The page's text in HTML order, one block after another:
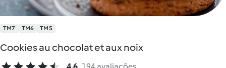
TM7 TM6 TM5
Cookies au chocolat et aux noix